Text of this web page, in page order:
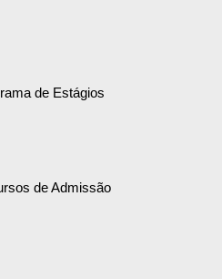
de Estágios
de Admissão